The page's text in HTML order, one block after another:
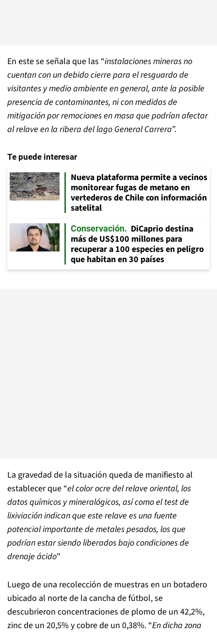
En este se señala que las “instalaciones mineras no
cuentan con un debido cierre para el resguardo de
visitantes y medio ambiente en general, ante la posible
presencia de contaminantes, ni con medidas de
mitigación por remociones en masa que podrían afectar
al relave en la ribera del lago General Carrera”.
Te puede interesar
Nueva plataforma permite a vecinos
monitorear fugas de metano en
vertederos de Chile con información
satelital
Conservación
DiCaprio destina
más de US$100 millones para
recuperar a 100 especies en peligro
que habitan en 30 países
La gravedad de la situación queda de manifiesto al
establecer que “el color ocre del relave oriental, los
datos químicos y mineralógicos, así como el test de
lixiviación indican que este relave es una fuente
potencial importante de metales pesados, los que
podrían estar siendo liberados bajo condiciones de
drenaje ácido"
Luego de una recolección de muestras en un botadero
ubicado al norte de la cancha de fútbol, se
descubrieron concentraciones de plomo de un 42,2%,
zinc de un 20,5% y cobre de un 0,38%. “En dicha zona